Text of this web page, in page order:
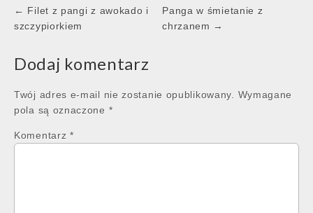
Post
navigation
← Filet z pangi z awokado i
szczypiorkiem
Panga w śmietanie z
chrzanem →
Dodaj komentarz
Twój adres e-mail nie zostanie opublikowany.
Wymagane
pola są oznaczone *
Komentarz *